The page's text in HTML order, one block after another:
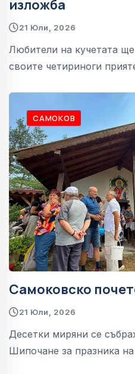
изложба
21 Юли, 2026
Любители на кучетата
своите четириноги
САМОКОВ
Самоковско
21 Юли, 2026
Десетки миряни се
Шипочане за празника